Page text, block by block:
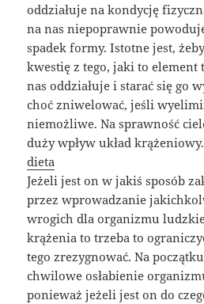
oddziałuje na kondycję
na nas niepoprawnie
spadek formy. Istotne jest,
kwestię z tego, jaki to element
nas oddziałuje i starać się go
choć zniwelować, jeśli
niemożliwe. Na sprawność
duży wpływ układ krążeniowy.
dieta
Jeżeli jest on w jakiś sposób
przez wprowadzanie
wrogich dla organizmu
krążenia to trzeba to
tego zrezygnować. Na
chwilowe osłabienie
ponieważ jeżeli jest on do